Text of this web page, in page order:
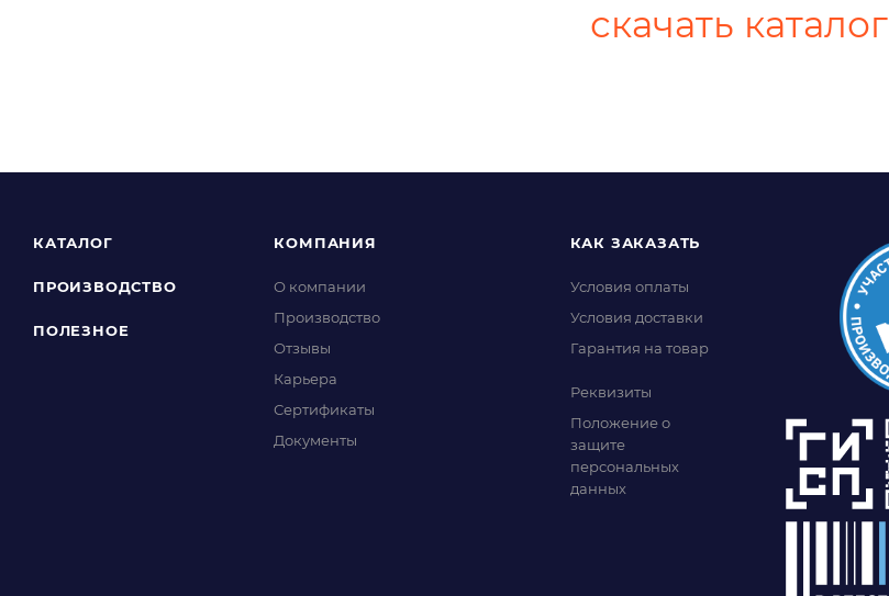
скачать каталог
КАТАЛОГ
ПРОИЗВОДСТВО
ПОЛЕЗНОЕ
КОМПАНИЯ
О компании
Производство
Отзывы
Карьера
Сертификаты
Документы
КАК ЗАКАЗАТЬ
Условия оплаты
Условия доставки
Гарантия на товар
Реквизиты
Положение о
защите
персональных
данных